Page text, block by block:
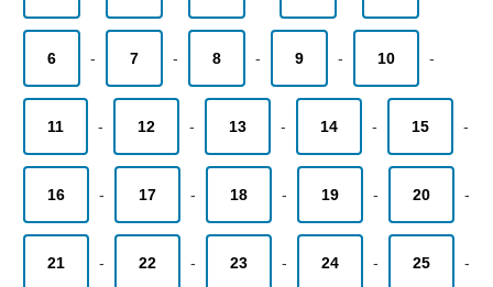
6 - 7 - 8 - 9 - 10 -
11 - 12 - 13 - 14 - 15 -
16 - 17 - 18 - 19 - 20 -
21 - 22 - 23 - 24 - 25 -